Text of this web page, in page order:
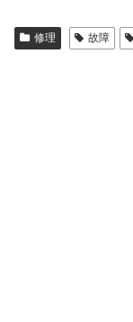
修理 故障